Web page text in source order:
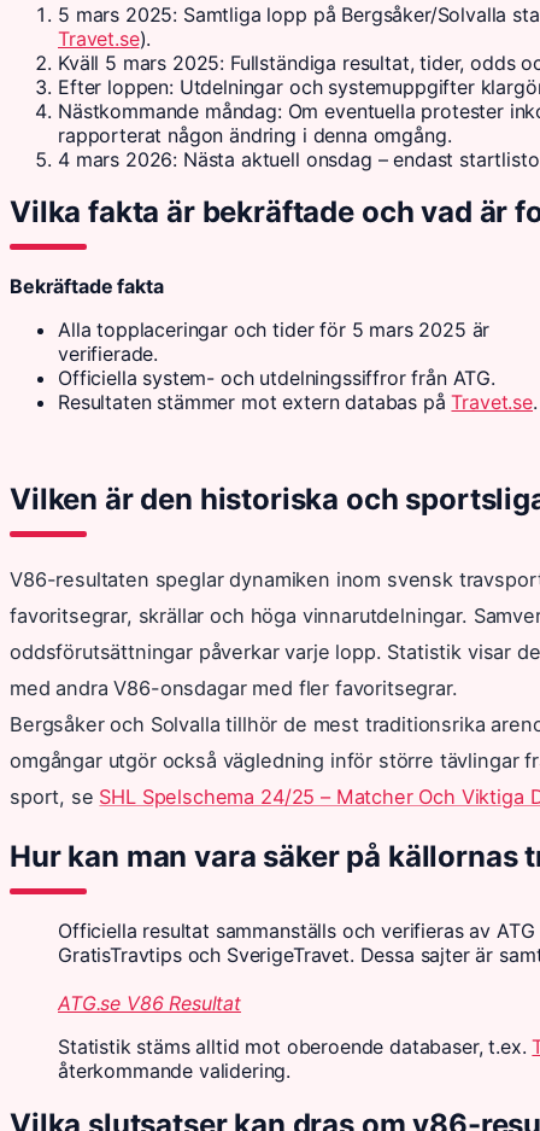
5 mars 2025: Samtliga lopp på Bergsåker/Solvalla
Travet.se).
Kväll 5 mars 2025: Fullständiga resultat, tider, odds
Efter loppen: Utdelningar och systemuppgifter
Nästkommande måndag: Om eventuella protester
rapporterat någon ändring i denna omgång.
4 mars 2026: Nästa aktuell onsdag – endast
Vilka fakta är bekräftade och vad är
Bekräftade fakta
Alla topplaceringar och tider för 5 mars 2025 är
verifierade.
Officiella system- och utdelningssiffror från ATG.
Resultaten stämmer mot extern databas påTravet.se.
Vilken är den historiska och
V86-resultaten speglar dynamiken inom svensk
favoritsegrar, skrällar och höga vinnarutdelningar.
oddsförutsättningar påverkar varje lopp. Statistik visar
med andra V86-onsdagar med fler favoritsegrar.
Bergsåker och Solvalla tillhör de mest traditionsrika
omgångar utgör också vägledning inför större tävlingar
sport, se SHL Spelschema 24/25 – Matcher Och Viktiga
Hur kan man vara säker på
Officiella resultat sammanställs och verifieras av
GratisTravtips och SverigeTravet. Dessa sajter är
ATG.se V86 Resultat
Statistik stäms alltid mot oberoende databaser, t.ex.
återkommande validering.